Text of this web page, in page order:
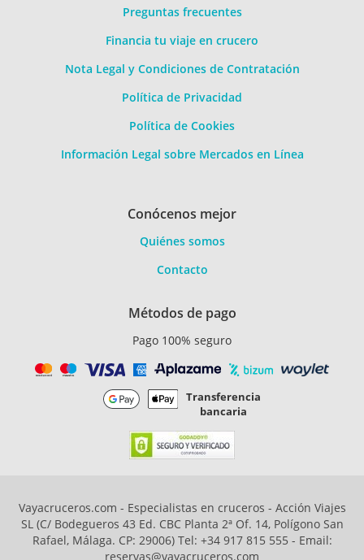
Preguntas frecuentes
Financia tu viaje en crucero
Nota Legal y Condiciones de Contratación
Política de Privacidad
Política de Cookies
Información Legal sobre Mercados en Línea
Conócenos mejor
Quiénes somos
Contacto
Métodos de pago
Pago 100% seguro
Transferencia
bancaria
Vayacruceros.com - Especialistas en cruceros - Acción Viajes
SL (C/ Bodegueros 43 Ed. CBC Planta 2ª Of. 14, Polígono San
Rafael, Málaga. CP: 29006) Tel: +34 917 815 555 - Email:
reservas@vayacruceros.com